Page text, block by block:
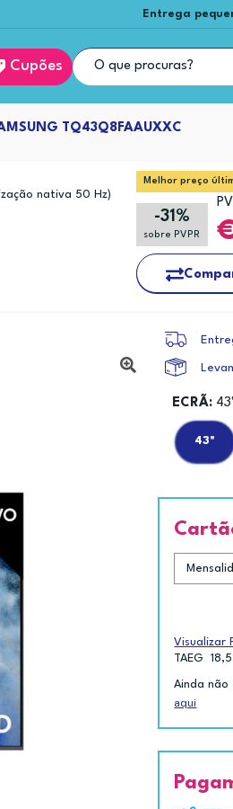
Entrega
Cupões
TQ43Q8FAAUXXC
nativa 50 Hz)
Melhor preço
-31%
sobre PVPR
ECRÃ:
43"
Visualizar
TAEG
Ainda não
aqui